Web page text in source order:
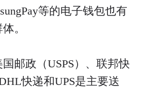
等的电子钱包也有
。
邮政（USPS）、联邦快
快递和UPS是主要送